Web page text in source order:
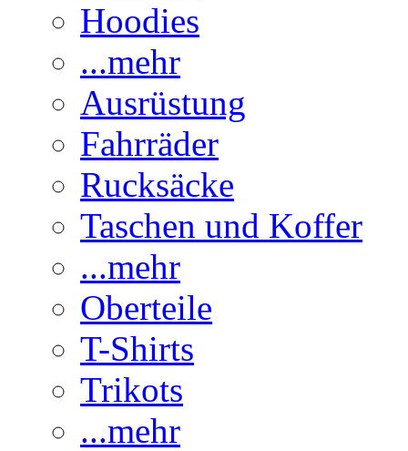
Hoodies
...mehr
Ausrüstung
Fahrräder
Rucksäcke
Taschen und Koffer
...mehr
Oberteile
T-Shirts
Trikots
...mehr